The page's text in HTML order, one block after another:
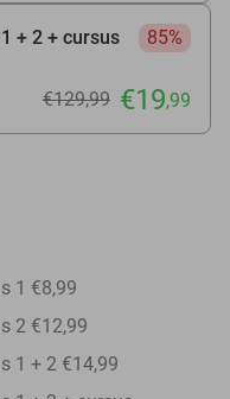
+ 2 + cursus
85%
€129,99 €19,99
1 €8,99
2 €12,99
1 + 2 €14,99